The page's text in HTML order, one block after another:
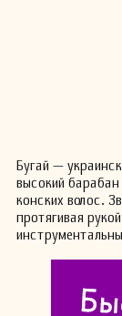
Бугай —
высокий
конских волос.
протягивая